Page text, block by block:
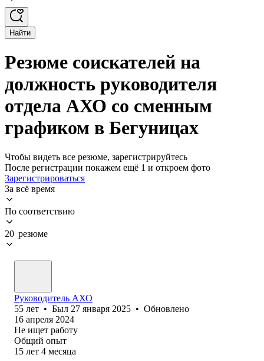
Найти
Резюме соискателей на
должность руководителя
отдела АХО со сменным
графиком в Бегуницах
Чтобы видеть все резюме, зарегистрируйтесь
После регистрации покажем ещё 1 и откроем фото
Зарегистрироваться
За всё время
По соответствию
20 резюме
Руководитель АХО
55 лет • Был 27 января 2025 • Обновлено
16 апреля 2024
Не ищет работу
Общий опыт
15 лет 4 месяца